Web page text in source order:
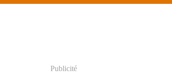
Publicité